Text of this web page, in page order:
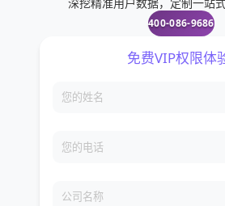
400-086-9686